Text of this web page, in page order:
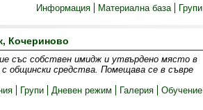
Информация
Материална база Групи
Кочериново
със собствен имидж и утвърдено място в
общински средства. Помещава се в съвре
Групи Дневен режим Галерия Обучение